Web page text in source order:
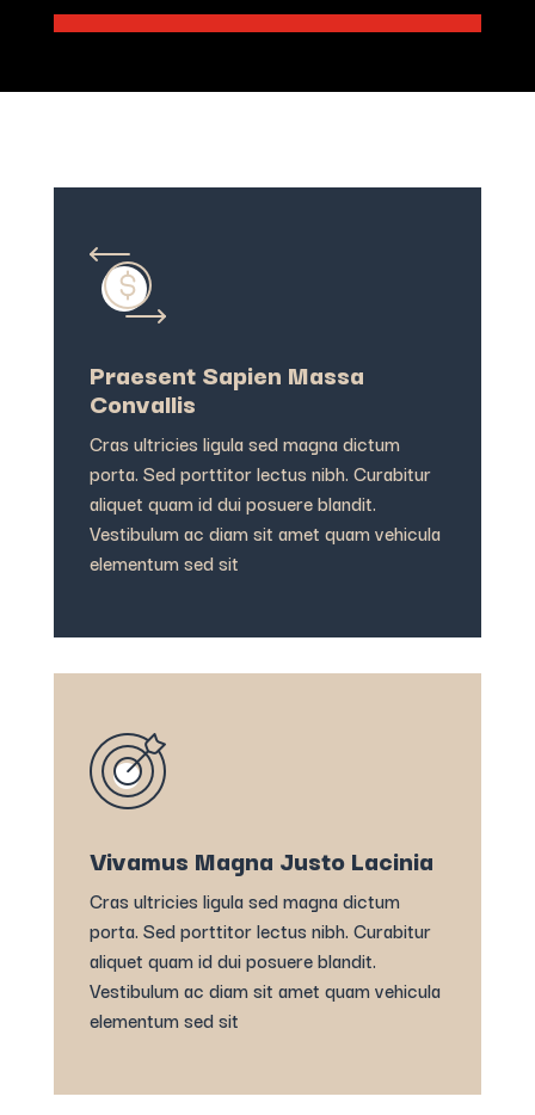
Praesent Sapien Massa
Convallis
Cras ultricies ligula sed magna dictum
porta. Sed porttitor lectus nibh. Curabitur
aliquet quam id dui posuere blandit.
Vestibulum ac diam sit amet quam vehicula
elementum sed sit
Vivamus Magna Justo Lacinia
Cras ultricies ligula sed magna dictum
porta. Sed porttitor lectus nibh. Curabitur
aliquet quam id dui posuere blandit.
Vestibulum ac diam sit amet quam vehicula
elementum sed sit